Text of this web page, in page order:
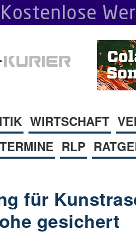
WIRTSCHAFT
TERMINE RLP
für
gesichert